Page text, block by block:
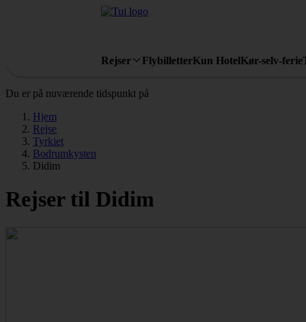
Rejser FlybilletterKun HotelKør-selv-ferie
Du er på nuværende tidspunkt på
Hjem
Rejse
Tyrkiet
Bodrumkysten
Didim
Rejser til Didim